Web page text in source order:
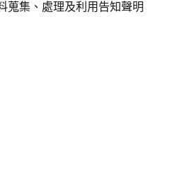
蒐集、處理及利用告知聲明